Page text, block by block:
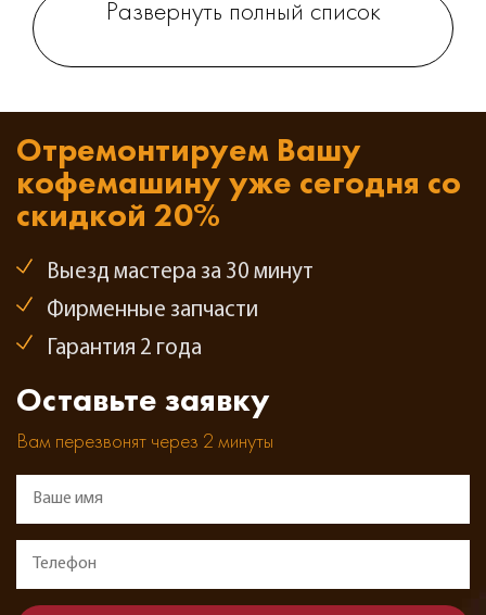
Развернуть полный список
Отремонтируем Вашу
кофемашинууже сегодня со
скидкой 20%
Выезд мастера за 30 минут
Фирменные запчасти
Гарантия 2 года
Оставьте заявку
Вам перезвонят через 2 минуты